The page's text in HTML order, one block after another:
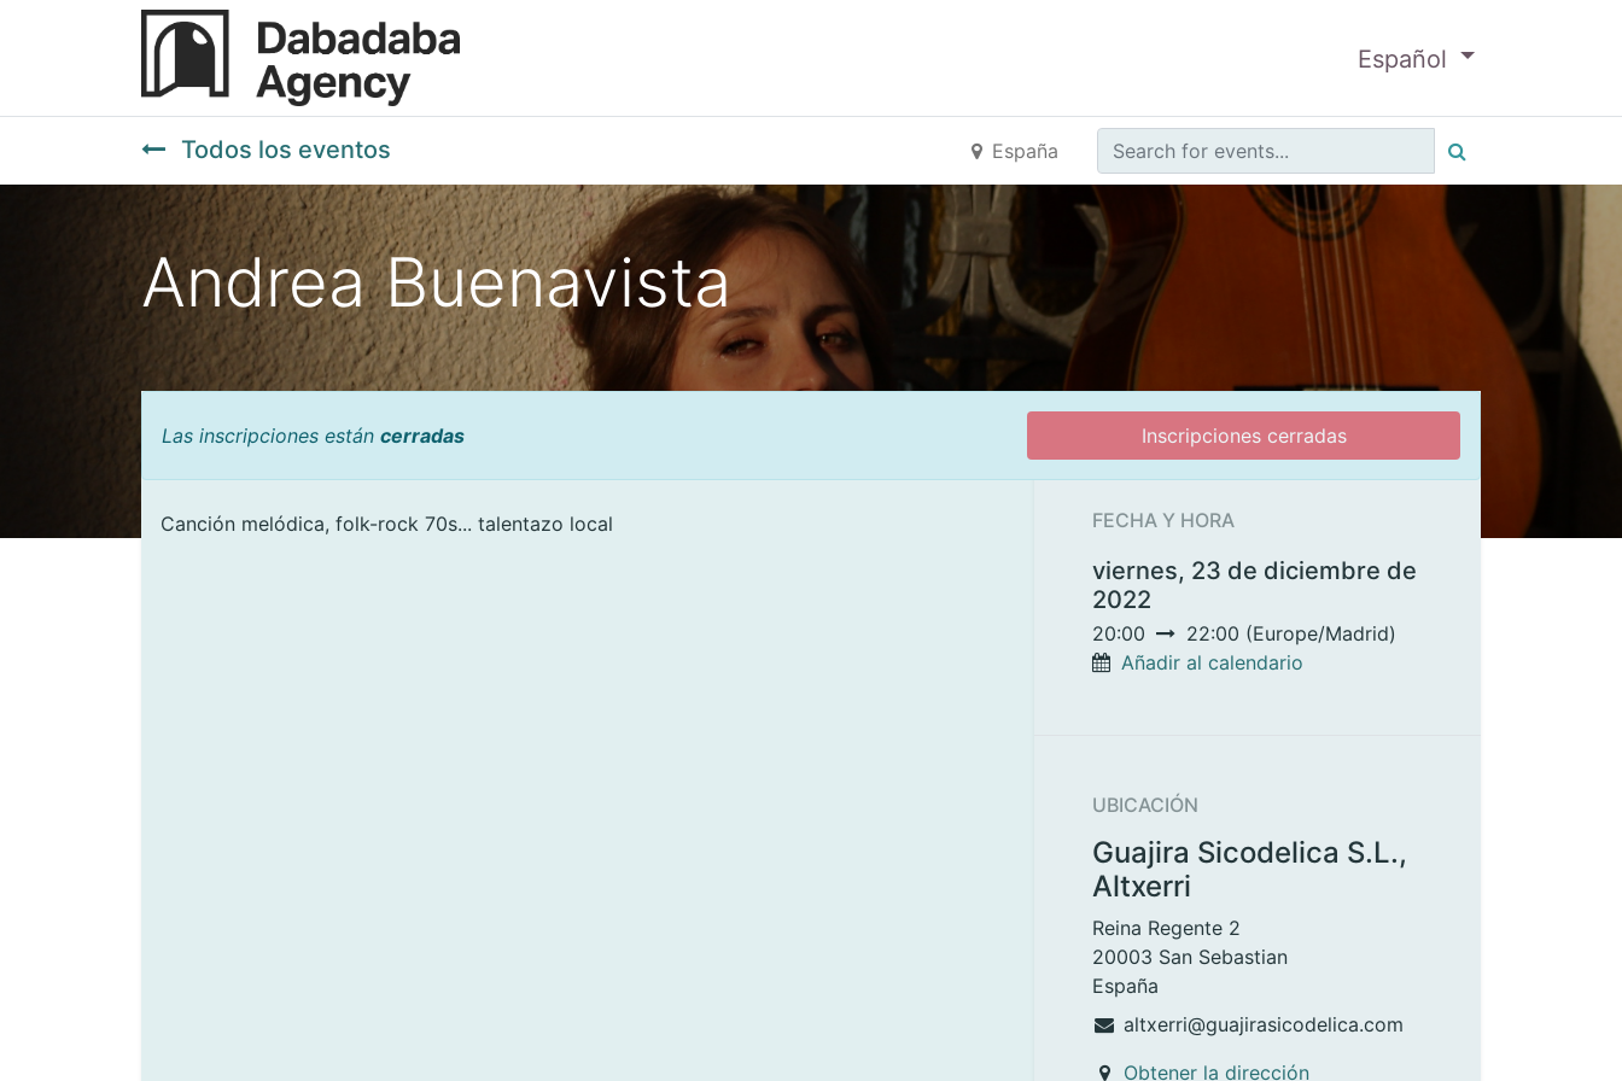
Español
Todos los eventos España
Andrea Buenavista
Las inscripciones están cerradas Inscripciones cerradas
Canción melódica, folk-rock 70s... talentazo local FECHA Y HORA
viernes, 23 de diciembre de
2022
20:00 22:00 (Europe/Madrid)
Añadir al calendario
UBICACIÓN
Guajira Sicodelica S.L.,
Altxerri
Reina Regente 2
20003 San Sebastian
España
altxerri@guajirasicodelica.com
Obtener la dirección